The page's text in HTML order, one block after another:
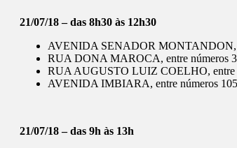
21/07/18 – das 8h30 às 12h30
AVENIDA SENADOR MONTANDON,
RUA DONA MAROCA, entre números
RUA AUGUSTO LUIZ COELHO, entre
AVENIDA IMBIARA, entre números
21/07/18 – das 9h às 13h